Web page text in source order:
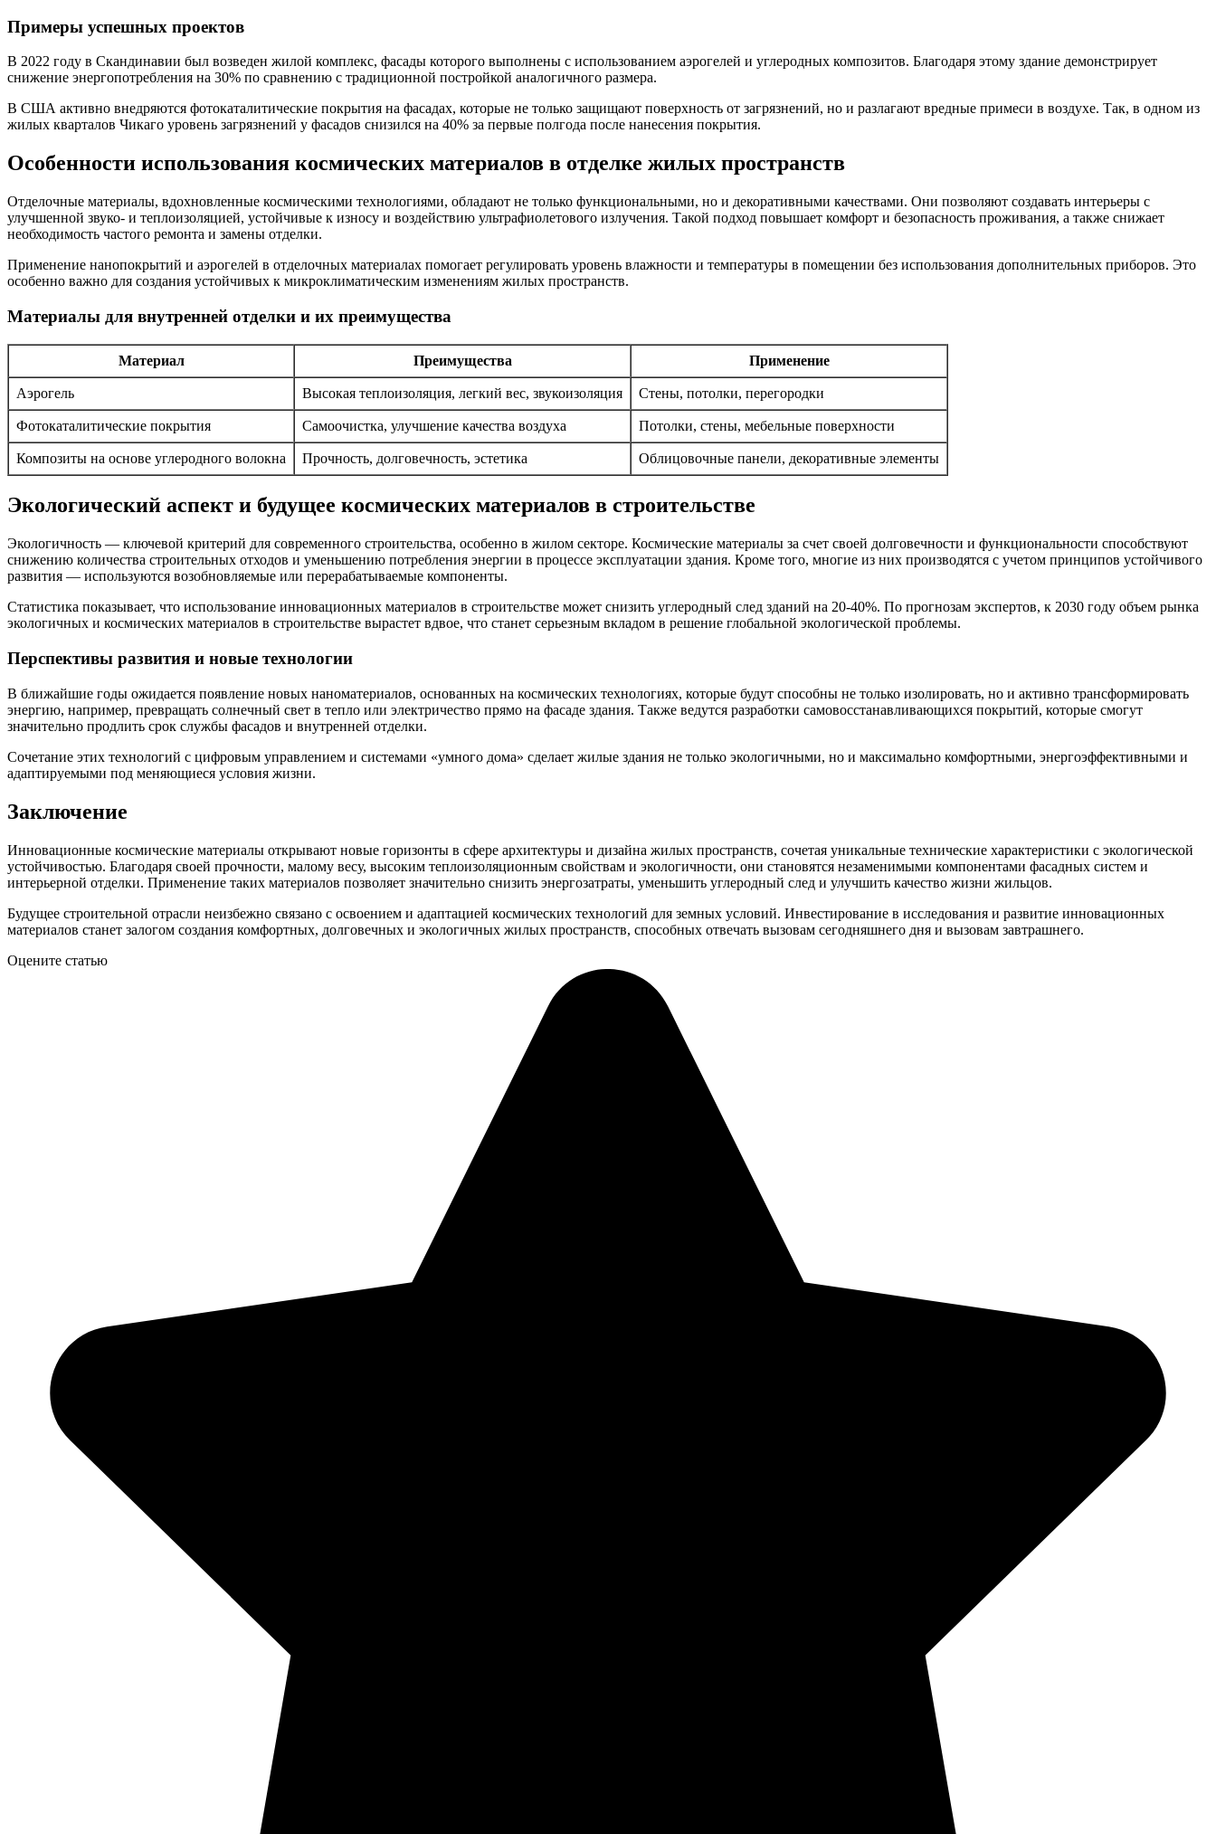
Примеры успешных проектов
В 2022 году в Скандинавии был возведен жилой комплекс, фасады которого выполнены с использованием аэрогелей и углеродных композитов. Благодаря этому здание демонстрирует
снижение энергопотребления на 30% по сравнению с традиционной постройкой аналогичного размера.
В США активно внедряются фотокаталитические покрытия на фасадах, которые не только защищают поверхность от загрязнений, но и разлагают вредные примеси в воздухе. Так, в одном из
жилых кварталов Чикаго уровень загрязнений у фасадов снизился на 40% за первые полгода после нанесения покрытия.
Особенности использования космических материалов в отделке жилых пространств
Отделочные материалы, вдохновленные космическими технологиями, обладают не только функциональными, но и декоративными качествами. Они позволяют создавать интерьеры с
улучшенной звуко- и теплоизоляцией, устойчивые к износу и воздействию ультрафиолетового излучения. Такой подход повышает комфорт и безопасность проживания, а также снижает
необходимость частого ремонта и замены отделки.
Применение нанопокрытий и аэрогелей в отделочных материалах помогает регулировать уровень влажности и температуры в помещении без использования дополнительных приборов. Это
особенно важно для создания устойчивых к микроклиматическим изменениям жилых пространств.
Материалы для внутренней отделки и их преимущества
Материал Преимущества Применение
Аэрогель Высокая теплоизоляция, легкий вес, звукоизоляция Стены, потолки, перегородки
Фотокаталитические покрытия Самоочистка, улучшение качества воздуха Потолки, стены, мебельные поверхности
Композиты на основе углеродного волокна Прочность, долговечность, эстетика Облицовочные панели, декоративные элементы
Экологический аспект и будущее космических материалов в строительстве
Экологичность — ключевой критерий для современного строительства, особенно в жилом секторе. Космические материалы за счет своей долговечности и функциональности способствуют
снижению количества строительных отходов и уменьшению потребления энергии в процессе эксплуатации здания. Кроме того, многие из них производятся с учетом принципов устойчивого
развития — используются возобновляемые или перерабатываемые компоненты.
Статистика показывает, что использование инновационных материалов в строительстве может снизить углеродный след зданий на 20-40%. По прогнозам экспертов, к 2030 году объем рынка
экологичных и космических материалов в строительстве вырастет вдвое, что станет серьезным вкладом в решение глобальной экологической проблемы.
Перспективы развития и новые технологии
В ближайшие годы ожидается появление новых наноматериалов, основанных на космических технологиях, которые будут способны не только изолировать, но и активно трансформировать
энергию, например, превращать солнечный свет в тепло или электричество прямо на фасаде здания. Также ведутся разработки самовосстанавливающихся покрытий, которые смогут
значительно продлить срок службы фасадов и внутренней отделки.
Сочетание этих технологий с цифровым управлением и системами «умного дома» сделает жилые здания не только экологичными, но и максимально комфортными, энергоэффективными и
адаптируемыми под меняющиеся условия жизни.
Заключение
Инновационные космические материалы открывают новые горизонты в сфере архитектуры и дизайна жилых пространств, сочетая уникальные технические характеристики с экологической
устойчивостью. Благодаря своей прочности, малому весу, высоким теплоизоляционным свойствам и экологичности, они становятся незаменимыми компонентами фасадных систем и
интерьерной отделки. Применение таких материалов позволяет значительно снизить энергозатраты, уменьшить углеродный след и улучшить качество жизни жильцов.
Будущее строительной отрасли неизбежно связано с освоением и адаптацией космических технологий для земных условий. Инвестирование в исследования и развитие инновационных
материалов станет залогом создания комфортных, долговечных и экологичных жилых пространств, способных отвечать вызовам сегодняшнего дня и вызовам завтрашнего.
Оцените статью